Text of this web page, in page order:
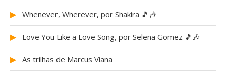
▶ Whenever, Wherever, por Shakira 🎵🎶
▶ Love You Like a Love Song, por Selena Gomez 🎵🎶
▶ As trilhas de Marcus Viana